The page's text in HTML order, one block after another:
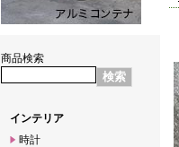
商品検索
インテリア
時計